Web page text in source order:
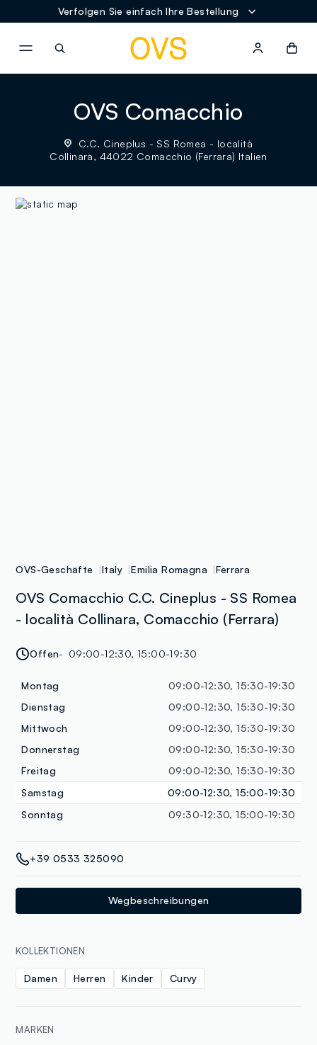
Verfolgen Sie einfach Ihre Bestellung
OVS Comacchio
C.C. Cineplus - SS Romea - località
Collinara, 44022 Comacchio (Ferrara) Italien
OVS-Geschäfte Italy Emilia Romagna Ferrara
OVS Comacchio C.C. Cineplus - SS Romea
- località Collinara, Comacchio (Ferrara)
Offen 09:00-12:30, 15:00-19:30
Montag
09:00-12:30, 15:30-19:30
Dienstag
09:00-12:30, 15:30-19:30
Mittwoch
09:00-12:30, 15:30-19:30
Donnerstag
09:00-12:30, 15:30-19:30
Freitag
09:00-12:30, 15:30-19:30
Samstag
09:00-12:30, 15:00-19:30
Sonntag
09:30-12:30, 15:00-19:30
+39 0533 325090
Wegbeschreibungen
KOLLEKTIONEN
Damen Herren Kinder Curvy
MARKEN